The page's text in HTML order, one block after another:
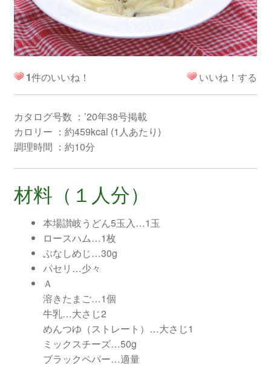
1件のいいね！ いいね！する
カタログ号数 ：’20年38号掲載
カロリー ：約459kcal (1人あたり)
調理時間 ：約10分
材料（１人分）
本場讃岐うどん5玉入…1玉
ロースハム…1枚
ぶなしめじ…30g
パセリ…少々
Ａ
溶きたまご…1個
牛乳…大さじ2
めんつゆ（ストレート）…大さじ1
ミックスチーズ…50g
ブラックペパー…適量